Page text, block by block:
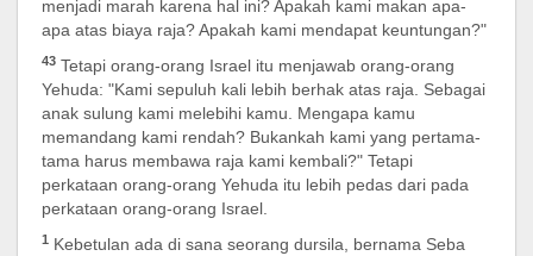
menjadi marah karena hal ini? Apakah kami makan apa-
apa atas biaya raja? Apakah kami mendapat keuntungan?"
43 Tetapi orang-orang Israel itu menjawab orang-orang
Yehuda: "Kami sepuluh kali lebih berhak atas raja. Sebagai
anak sulung kami melebihi kamu. Mengapa kamu
memandang kami rendah? Bukankah kami yang pertama-
tama harus membawa raja kami kembali?" Tetapi
perkataan orang-orang Yehuda itu lebih pedas dari pada
perkataan orang-orang Israel.
1 Kebetulan ada di sana seorang dursila, bernama Seba